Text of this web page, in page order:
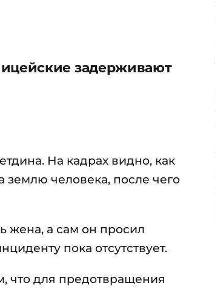
задерживают
На кадрах видно, как
человека, после чего
жена, а сам он просил
пока отсутствует.
что для предотвращения